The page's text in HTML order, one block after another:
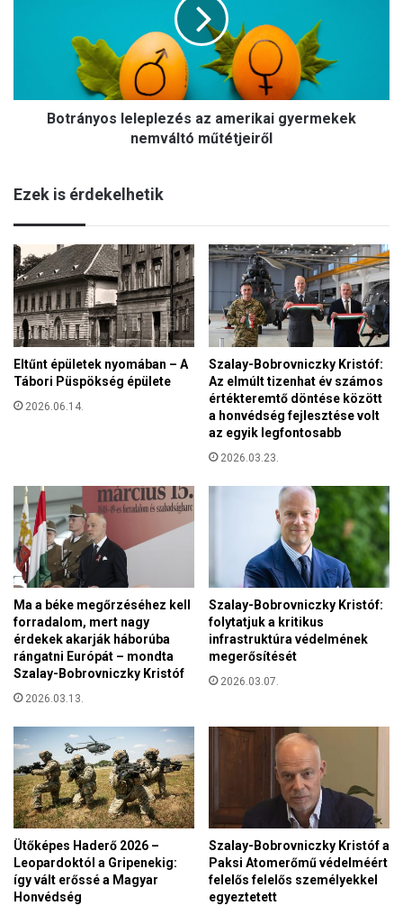
e
g
b
í
z
h
a
t
k
z
z
g
a
t
á
s
n
é
l
k
ü
l
s
p
z
é
s
a
z
a
m
e
r
y
e
r
m
e
k
e
k
n
m
v
á
t
ó
m
ű
t
é
t
Botrányos leleplezés az amerikai gyermekek
nemváltó műtétjeiről
Ezek is érdekelhetik
Eltűnt épületek nyomában – A
Tábori Püspökség épülete
2026.06.14.
Szalay-Bobrovniczky Kristóf:
Az elmúlt tizenhat év számos
értékteremtő döntése között
a honvédség fejlesztése volt
az egyik legfontosabb
2026.03.23.
Ma a béke megőrzéséhez kell
forradalom, mert nagy
érdekek akarják háborúba
rángatni Európát – mondta
Szalay-Bobrovniczky Kristóf
2026.03.13.
Szalay-Bobrovniczky Kristóf:
folytatjuk a kritikus
infrastruktúra védelmének
megerősítését
2026.03.07.
Ütőképes Haderő 2026 –
Leopardoktól a Gripenekig:
így vált erőssé a Magyar
Honvédség
Szalay-Bobrovniczky Kristóf a
Paksi Atomerőmű védelméért
felelős felelős személyekkel
egyeztetett